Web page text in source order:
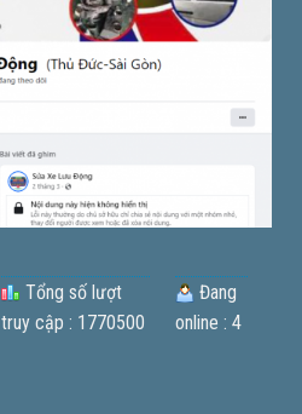
Tổng số lượt
truy cập : 1770500
Đang
online : 4